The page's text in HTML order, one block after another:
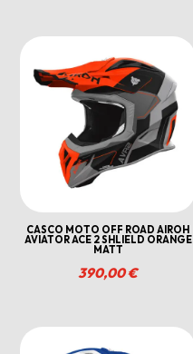
CASCO MOTO OFF ROAD AIROH
AVIATOR ACE 2 SHLIELD ORANGE
MATT
390,00€